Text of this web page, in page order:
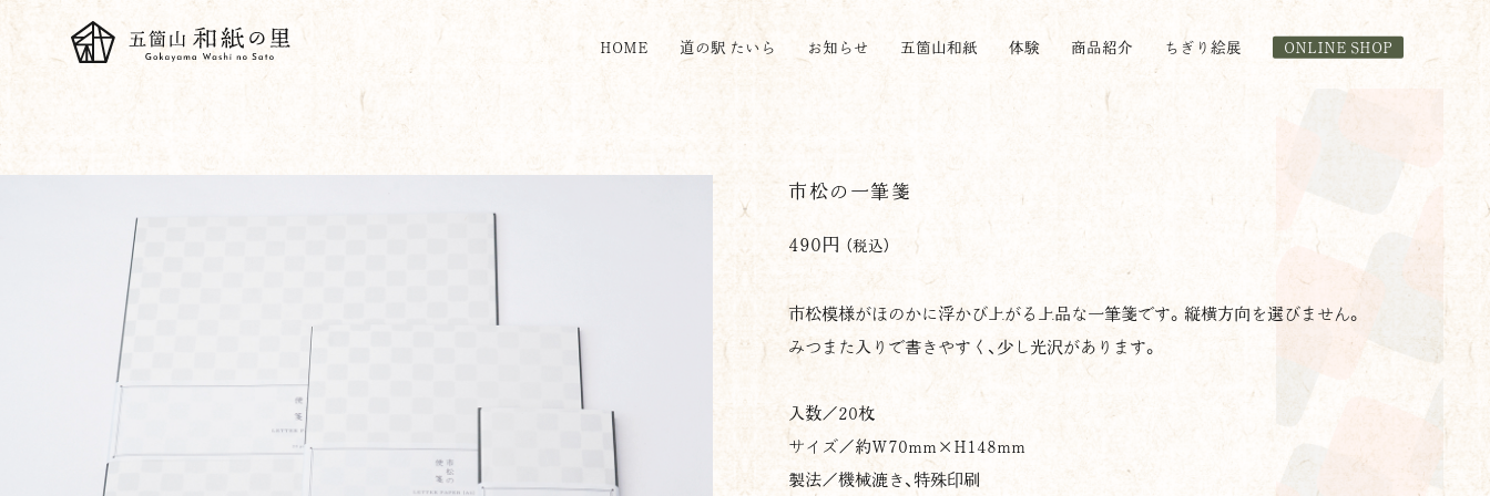
HOME 道の駅 たいら お知らせ 五箇山和紙 体験 商品紹介 ちぎり絵展 ONLINE SHOP
市松の一筆箋
490円 （税込）
市松模様がほのかに浮かび上がる上品な一筆箋です。縦横方向を選びません。
みつまた入りで書きやすく、少し光沢があります。
入数／20枚
サイズ／約W70mm×H148mm
製法／機械漉き、特殊印刷